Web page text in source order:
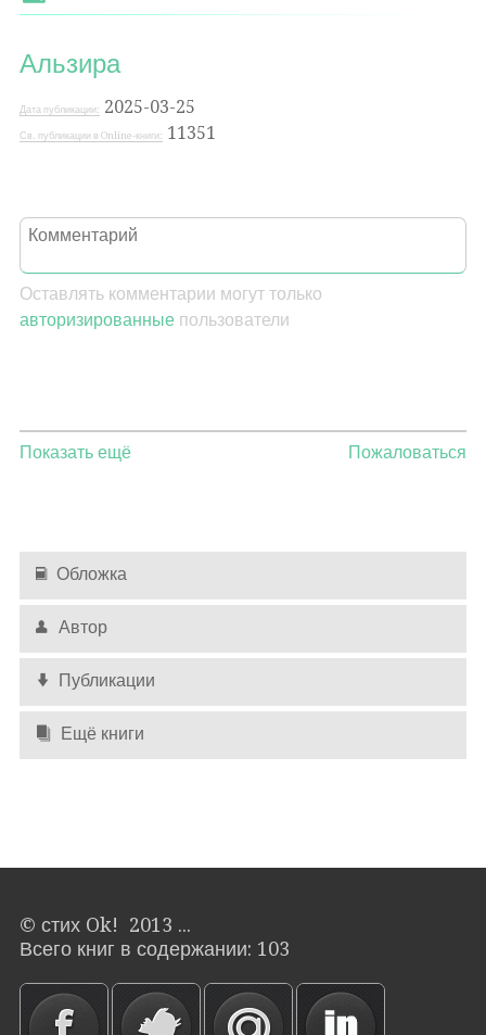
Альзира
Дата публикации: 2025-03-25
Св. публикации в Online-книги: 11351
Оставлять комментарии могут только
авторизированныепользователи
Показать ещё Пожаловаться
Обложка
Автор
Публикации
Ещё книги
© стих Ok! 2013 ...
Всего книг в содержании: 103